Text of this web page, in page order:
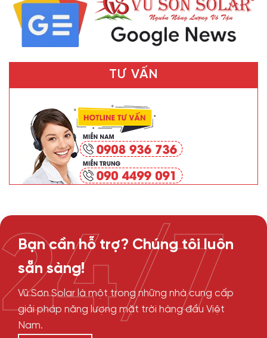
TƯ VẤN
Bạn cần hỗ trợ? Chúng tôi luôn
sẵn sàng!
Vũ Sơn Solar là một trong những nhà cung cấp
giải pháp năng lượng mặt trời hàng đầu Việt
Nam.
24/7